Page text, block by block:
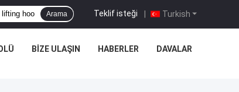
Turkish
Teklif isteği |
Arama
BIZE ULAŞIN HABERLER DAVALAR